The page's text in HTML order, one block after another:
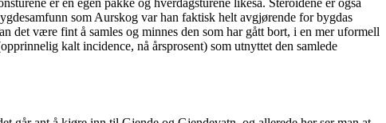
er en egen pakke og hverdagsturene likeså. Steroidene er også
som Aurskog var han faktisk helt avgjørende for bygdas
det være fint å samles og minnes den som har gått bort, i en mer uformell
kalt incidence, nå årsprosent) som utnyttet den samlede